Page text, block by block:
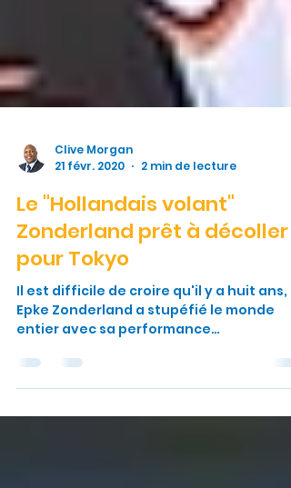
Clive Morgan
21 févr. 2020
2 min de lecture
Le "Hollandais volant"
Zonderland prêt à décoller
pour Tokyo
Epke Zonderland a stupéfié le monde
entier avec sa performance